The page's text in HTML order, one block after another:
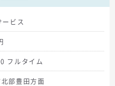
ービス
フルタイム
部豊田方面